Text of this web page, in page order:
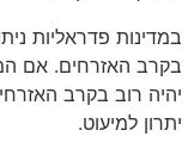
במדינות פדראליות
בקרב האזרחים. אם
יהיה רוב בקרב
יתרון למיעוט.